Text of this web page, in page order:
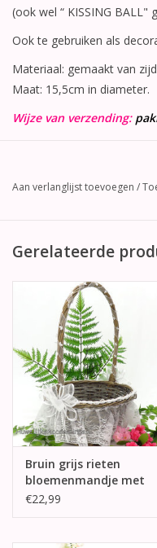
(ook wel “ KISSING BALL"
Ook te gebruiken als
Materiaal: gemaakt van
Maat: 15,5cm in diameter.
Wijze van verzending:
Aan verlanglijst toevoegen /
Gerelateerde
Bruin grijs rieten
bloemenmandje met
witte kant
€22,99